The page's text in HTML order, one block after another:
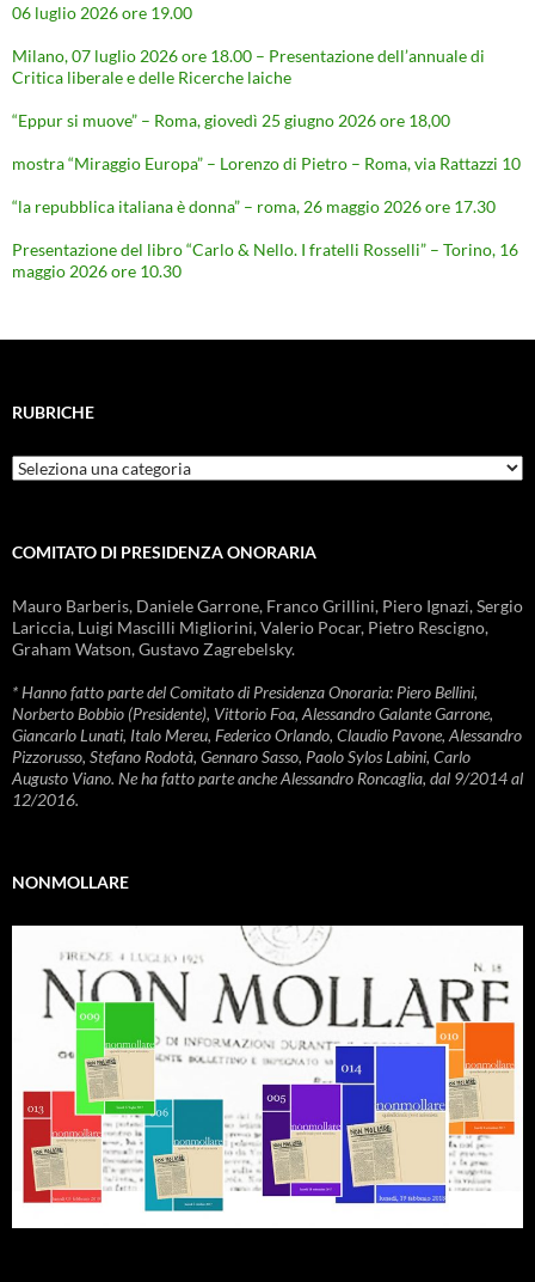
06 luglio 2026 ore 19.00
Milano, 07 luglio 2026 ore 18.00 – Presentazione dell’annuale di
Critica liberale e delle Ricerche laiche
“Eppur si muove” – Roma, giovedì 25 giugno 2026 ore 18,00
mostra “Miraggio Europa” – Lorenzo di Pietro – Roma, via Rattazzi 10
“la repubblica italiana è donna” – roma, 26 maggio 2026 ore 17.30
Presentazione del libro “Carlo & Nello. I fratelli Rosselli” – Torino, 16
maggio 2026 ore 10.30
RUBRICHE
Rubriche
COMITATO DI PRESIDENZA ONORARIA
Mauro Barberis, Daniele Garrone, Franco Grillini, Piero Ignazi, Sergio
Lariccia, Luigi Mascilli Migliorini, Valerio Pocar, Pietro Rescigno,
Graham Watson, Gustavo Zagrebelsky.
* Hanno fatto parte del Comitato di Presidenza Onoraria: Piero Bellini,
Norberto Bobbio (Presidente), Vittorio Foa, Alessandro Galante Garrone,
Giancarlo Lunati, Italo Mereu, Federico Orlando, Claudio Pavone, Alessandro
Pizzorusso, Stefano Rodotà, Gennaro Sasso, Paolo Sylos Labini, Carlo
Augusto Viano. Ne ha fatto parte anche Alessandro Roncaglia, dal 9/2014 al
12/2016.
NONMOLLARE